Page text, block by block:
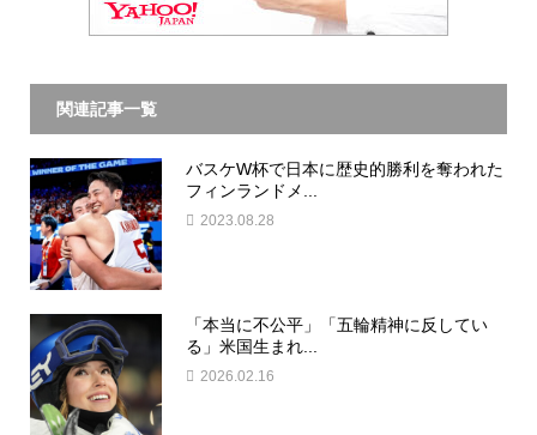
関連記事一覧
バスケW杯で日本に歴史的勝利を奪われた
フィンランドメ...
2023.08.28
「本当に不公平」「五輪精神に反してい
る」米国生まれ...
2026.02.16